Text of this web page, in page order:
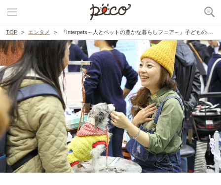
TOP エンタメ 『Interpets～人とペットの豊かな暮らしフェア～』子どものためのトリミング体験イベント開催